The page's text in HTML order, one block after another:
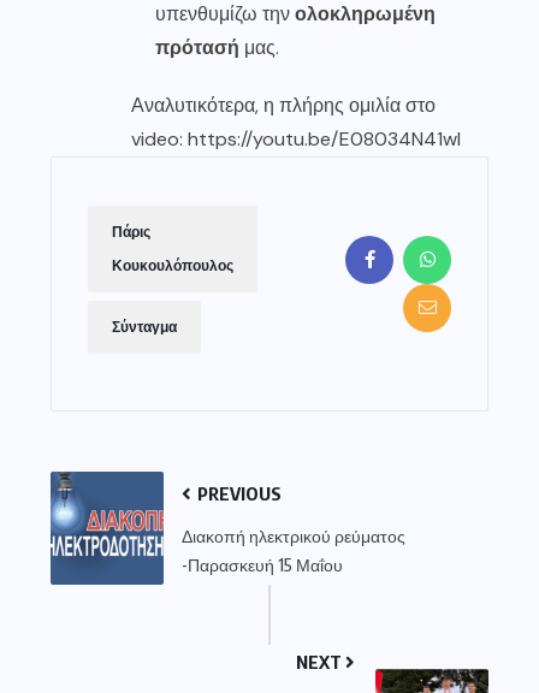
υπενθυμίζω τηνολοκληρωμένη
πρότασή μας.
Αναλυτικότερα, η πλήρης ομιλία στο
video: https://youtu.be/E08034N41wI
Πάρις
Κουκουλόπουλος
Σύνταγμα
PREVIOUS
Διακοπή ηλεκτρικού ρεύματος
-Παρασκευή 15 Μαΐου
NEXT